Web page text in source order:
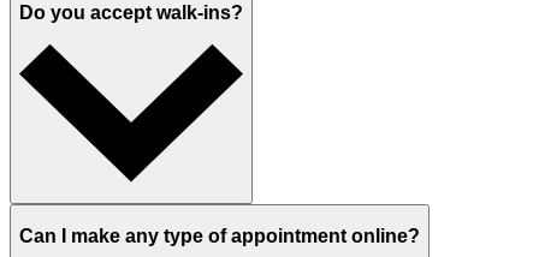
Do you accept walk-ins?
Can I make any type of appointment online?